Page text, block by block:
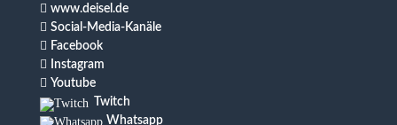
 www.deisel.de
 Social-Media-Kanäle
 Facebook
 Instagram
 Youtube
Twitch
Whatsapp